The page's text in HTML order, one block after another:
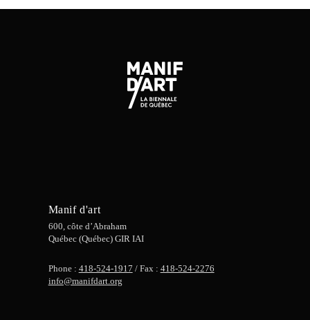
Manif d'art
600, côte d’Abraham
Québec (Québec) GIR IAI
Phone : 418-524-1917 / Fax : 418-524-2276
info@manifdart.org